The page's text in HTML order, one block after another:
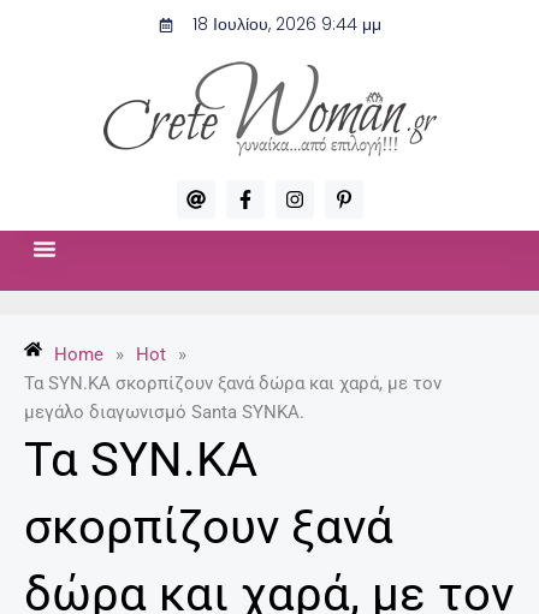
18 Ιουλίου, 2026 9:44 μμ
A
t
F
a
c
I
n
s
P
i
n
p
Home » Hot
»
Τα SYN.KA σκορπίζουν ξανά δώρα και χαρά, με τον
μεγάλο διαγωνισμό Santa SYNKA.
Τα SYN.KA
σκορπίζουν ξανά
δώρα και χαρά, με τον